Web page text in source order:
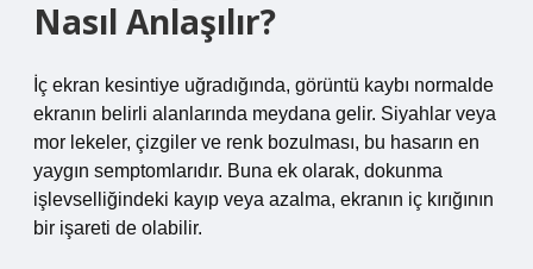
Nasıl Anlaşılır?
İç ekran kesintiye uğradığında, görüntü kaybı normalde
ekranın belirli alanlarında meydana gelir. Siyahlar veya
mor lekeler, çizgiler ve renk bozulması, bu hasarın en
yaygın semptomlarıdır. Buna ek olarak, dokunma
işlevselliğindeki kayıp veya azalma, ekranın iç kırığının
bir işareti de olabilir.